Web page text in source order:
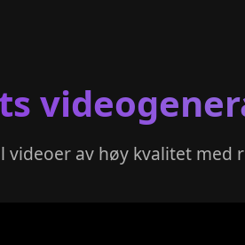
av høy kvalitet med